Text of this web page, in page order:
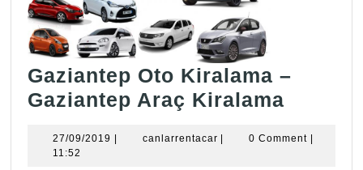
Gaziantep Oto Kiralama –
Gaziantep Araç Kiralama
27/09/2019 27/09/2019canlarrentacarcanlarrentacar
0 Comment
11:52